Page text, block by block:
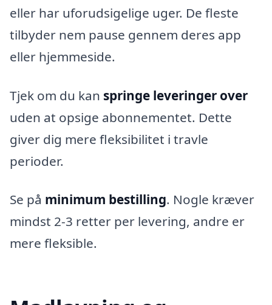
eller har uforudsigelige uger. De fleste
tilbyder nem pause gennem deres app
eller hjemmeside.
Tjek om du kan springe leveringer over
uden at opsige abonnementet. Dette
giver dig mere fleksibilitet i travle
perioder.
Se på minimum bestilling. Nogle kræver
mindst 2-3 retter per levering, andre er
mere fleksible.